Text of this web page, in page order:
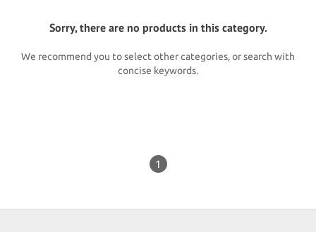
Sorry, there are no products in this category.
We recommend you to select other categories, or search with
concise keywords.
1